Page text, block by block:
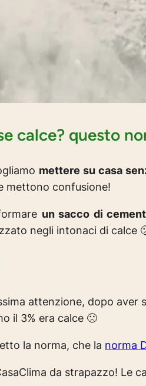
calce? questo
mettere su casa
mettono confusione!
un sacco di
negli intonaci di calce
attenzione, dopo aver
il 3% era calce 🙁
la norma, che la norma
da strapazzo! Le